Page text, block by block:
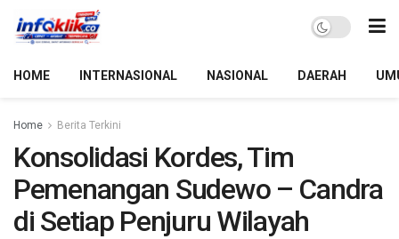
HOME INTERNASIONAL NASIONAL DAERAH
Home Berita Terkini
Konsolidasi Kordes, Tim
Pemenangan Sudewo – Candra
di Setiap Penjuru Wilayah